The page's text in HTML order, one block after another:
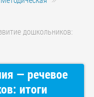
дошкольников:
— речевое
итоги